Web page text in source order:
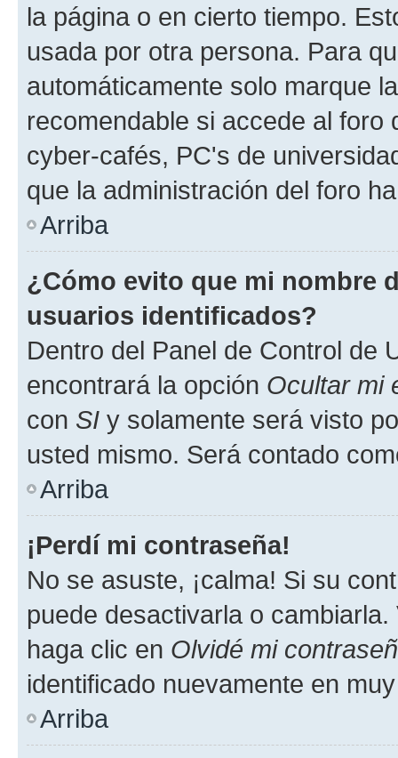
la página o en cierto tiempo.
usada por otra persona. Para
automáticamente solo marque
recomendable si accede al foro
cyber-cafés, PC's de
que la administración del foro
Arriba
¿Cómo evito que mi nombre
usuarios identificados?
Dentro del Panel de Control de
encontrará la opción Ocultar mi
con SI y solamente será visto
usted mismo. Será contado
Arriba
¡Perdí mi contraseña!
No se asuste, ¡calma! Si su
puede desactivarla o
haga clic en Olvidé mi
identificado nuevamente en
Arriba